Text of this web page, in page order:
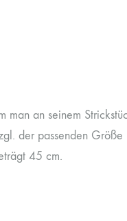
man an seinem
der passenden
45 cm.